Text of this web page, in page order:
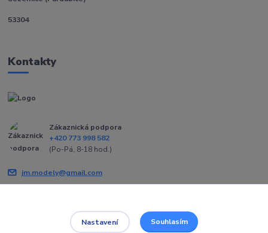
53304
Kontakty
Zákaznická podpora
+420 773 998 582
(Po-Pá, 8-18 hod.)
jm.modely@gmail.com
Nastavení Souhlasím